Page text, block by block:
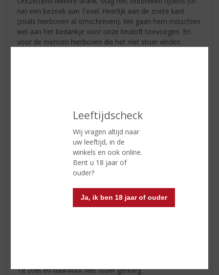
Leeftijdscheck
Wij vragen altijd naar
uw leeftijd, in de
winkels en ook online.
Bent u 18 jaar of
ouder?
Ja, ik ben 18 jaar of ouder
na) een bezoek aan Texel. Heerlijk aan de zoete kant
(zoals hierboven al omschreven). We gaan hem misschien
wel aan het bedankje voor onze bruiloft toevoegen. En
voor de mensen hierboven die het niet stoer vinden
Geproost met ‘t Juttertje na een ijskoude fietstocht over ‘t
eiland. Milder dan jagermeister. Een heerlijk drankje om
weg te drinken. Proost!
Te zoet en daardoor niet Stoer
Te zoet en daardoor niet Stoer genoeg